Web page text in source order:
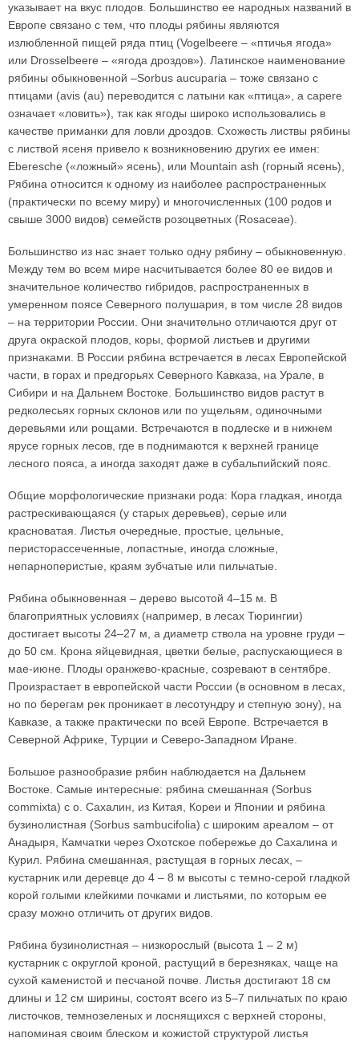
указывает на вкус плодов. Большинство ее народных названий в
Европе связано с тем, что плоды рябины являются
излюбленной пищей ряда птиц (Vogelbeere – «птичья ягода»
или Drosselbeere – «ягода дроздов»). Латинское наименование
рябины обыкновенной –Sorbus aucuparia – тоже связано с
птицами (avis (аu) переводится с латыни как «птица», а сареrе
означает «ловить»), так как ягоды широко использовались в
качестве приманки для ловли дроздов. Схожесть листвы рябины
с листвой ясеня привело к возникновению других ее имен:
Eberesche («ложный» ясень), или Mountain ash (горный ясень),
Рябина относится к одному из наиболее распространенных
(практически по всему миру) и многочисленных (100 родов и
свыше 3000 видов) семейств розоцветных (Rosaceae).
Большинство из нас знает только одну рябину – обыкновенную.
Между тем во всем мире насчитывается более 80 ее видов и
значительное количество гибридов, распространенных в
умеренном поясе Северного полушария, в том числе 28 видов
– на территории России. Они значительно отличаются друг от
друга окраской плодов, коры, формой листьев и другими
признаками. В России рябина встречается в лесах Европейской
части, в горах и предгорьях Северного Кавказа, на Урале, в
Сибири и на Дальнем Востоке. Большинство видов растут в
редколесьях горных склонов или по ущельям, одиночными
деревьями или рощами. Встречаются в подлеске и в нижнем
ярусе горных лесов, где в поднимаются к верхней границе
лесного пояса, а иногда заходят даже в субальпийский пояс.
Общие морфологические признаки рода: Кора гладкая, иногда
растрескивающаяся (у старых деревьев), серые или
красноватая. Листья очередные, простые, цельные,
перисторассеченные, лопастные, иногда сложные,
непарноперистые, краям зубчатые или пильчатые.
Рябина обыкновенная – дерево высотой 4–15 м. В
благоприятных условиях (например, в лесах Тюрингии)
достигает высоты 24–27 м, а диаметр ствола на уровне груди –
до 50 см. Крона яйцевидная, цветки белые, распускающиеся в
мае-июне. Плоды оранжево-красные, созревают в сентябре.
Произрастает в европейской части России (в основном в лесах,
но по берегам рек проникает в лесотундру и степную зону), на
Кавказе, а также практически по всей Европе. Встречается в
Северной Африке, Турции и Северо-Западном Иране.
Большое разнообразие рябин наблюдается на Дальнем
Востоке. Самые интересные: рябина смешанная (Sorbus
commixta) с о. Сахалин, из Китая, Кореи и Японии и рябина
бузинолистная (Sorbus sambucifolia) с широким ареалом – от
Анадыря, Камчатки через Охотское побережье до Сахалина и
Курил. Рябина смешанная, растущая в горных лесах, –
кустарник или деревце до 4 – 8 м высоты с темно-серой гладкой
корой голыми клейкими почками и листьями, по которым ее
сразу можно отличить от других видов.
Рябина бузинолистная – низкорослый (высота 1 – 2 м)
кустарник с округлой кроной, растущий в березняках, чаще на
сухой каменистой и песчаной почве. Листья достигают 18 см
длины и 12 см ширины, состоят всего из 5–7 пильчатых по краю
листочков, темнозеленых и лоснящихся с верхней стороны,
напоминая своим блеском и кожистой структурой листья